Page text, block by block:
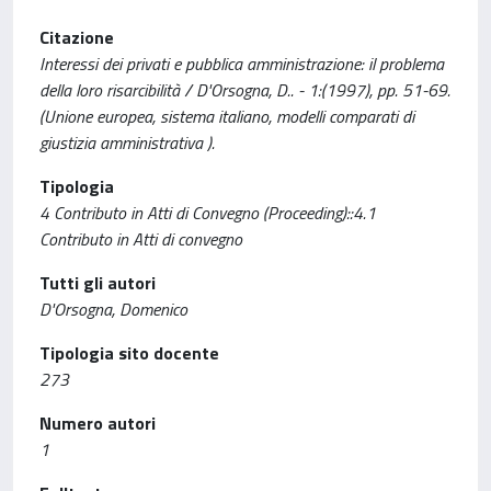
Citazione
Interessi dei privati e pubblica amministrazione: il problema
della loro risarcibilità / D'Orsogna, D.. - 1:(1997), pp. 51-69.
(Unione europea, sistema italiano, modelli comparati di
giustizia amministrativa ).
Tipologia
4 Contributo in Atti di Convegno (Proceeding)::4.1
Contributo in Atti di convegno
Tutti gli autori
D'Orsogna, Domenico
Tipologia sito docente
273
Numero autori
1